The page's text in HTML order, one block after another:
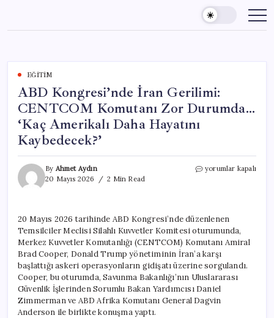
content
EĞITIM
ABD Kongresi’nde İran Gerilimi:
CENTCOM Komutanı Zor Durumda…
‘Kaç Amerikalı Daha Hayatını
Kaybedecek?’
By Ahmet Aydın
20 Mayıs 2026
2 Min Read
ABD
Komutanı
Zor
Durumda…
‘Kaç
Amerikalı
Daha
Hayatını
Kaybedecek?’
için
yorumlar kapalı
20 Mayıs 2026 tarihinde ABD Kongresi’nde düzenlenen
Temsilciler Meclisi Silahlı Kuvvetler Komitesi oturumunda,
Merkez Kuvvetler Komutanlığı (CENTCOM) Komutanı Amiral
Brad Cooper, Donald Trump yönetiminin İran’a karşı
başlattığı askeri operasyonların gidişatı üzerine sorgulandı.
Cooper, bu oturumda, Savunma Bakanlığı’nın Uluslararası
Güvenlik İşlerinden Sorumlu Bakan Yardımcısı Daniel
Zimmerman ve ABD Afrika Komutanı General Dagvin
Anderson ile birlikte konuşma yaptı.